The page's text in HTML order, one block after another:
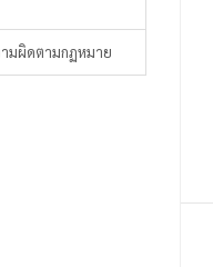
มผิดตามกฏหมาย